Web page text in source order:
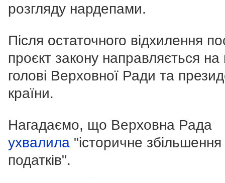
розгляду нардепами.
Після остаточного відхилення
проєкт закону направляється на
голові Верховної Ради та
країни.
Нагадаємо, що Верховна Рада
ухвалила "історичне збільшення
податків".